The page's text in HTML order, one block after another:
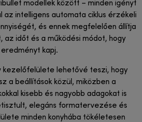
modellek között – minden igényt
az intelligens automata ciklus érzékeli
és ennek megfelelően állítja
az időt és a működési módot, hogy
kapj.
kezelőfelülete lehetővé teszi, hogy
a beállítások közül, miközben a
kisebb és nagyobb adagokat is
elegáns formatervezése és
minden konyhába tökéletesen